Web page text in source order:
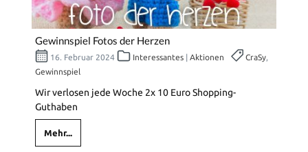
Gewinnspiel Fotos der Herzen
16. Februar 2024 Interessantes| Aktionen CraSy,
Gewinnspiel
Wir verlosen jede Woche 2x 10 Euro Shopping-
Guthaben
Mehr...